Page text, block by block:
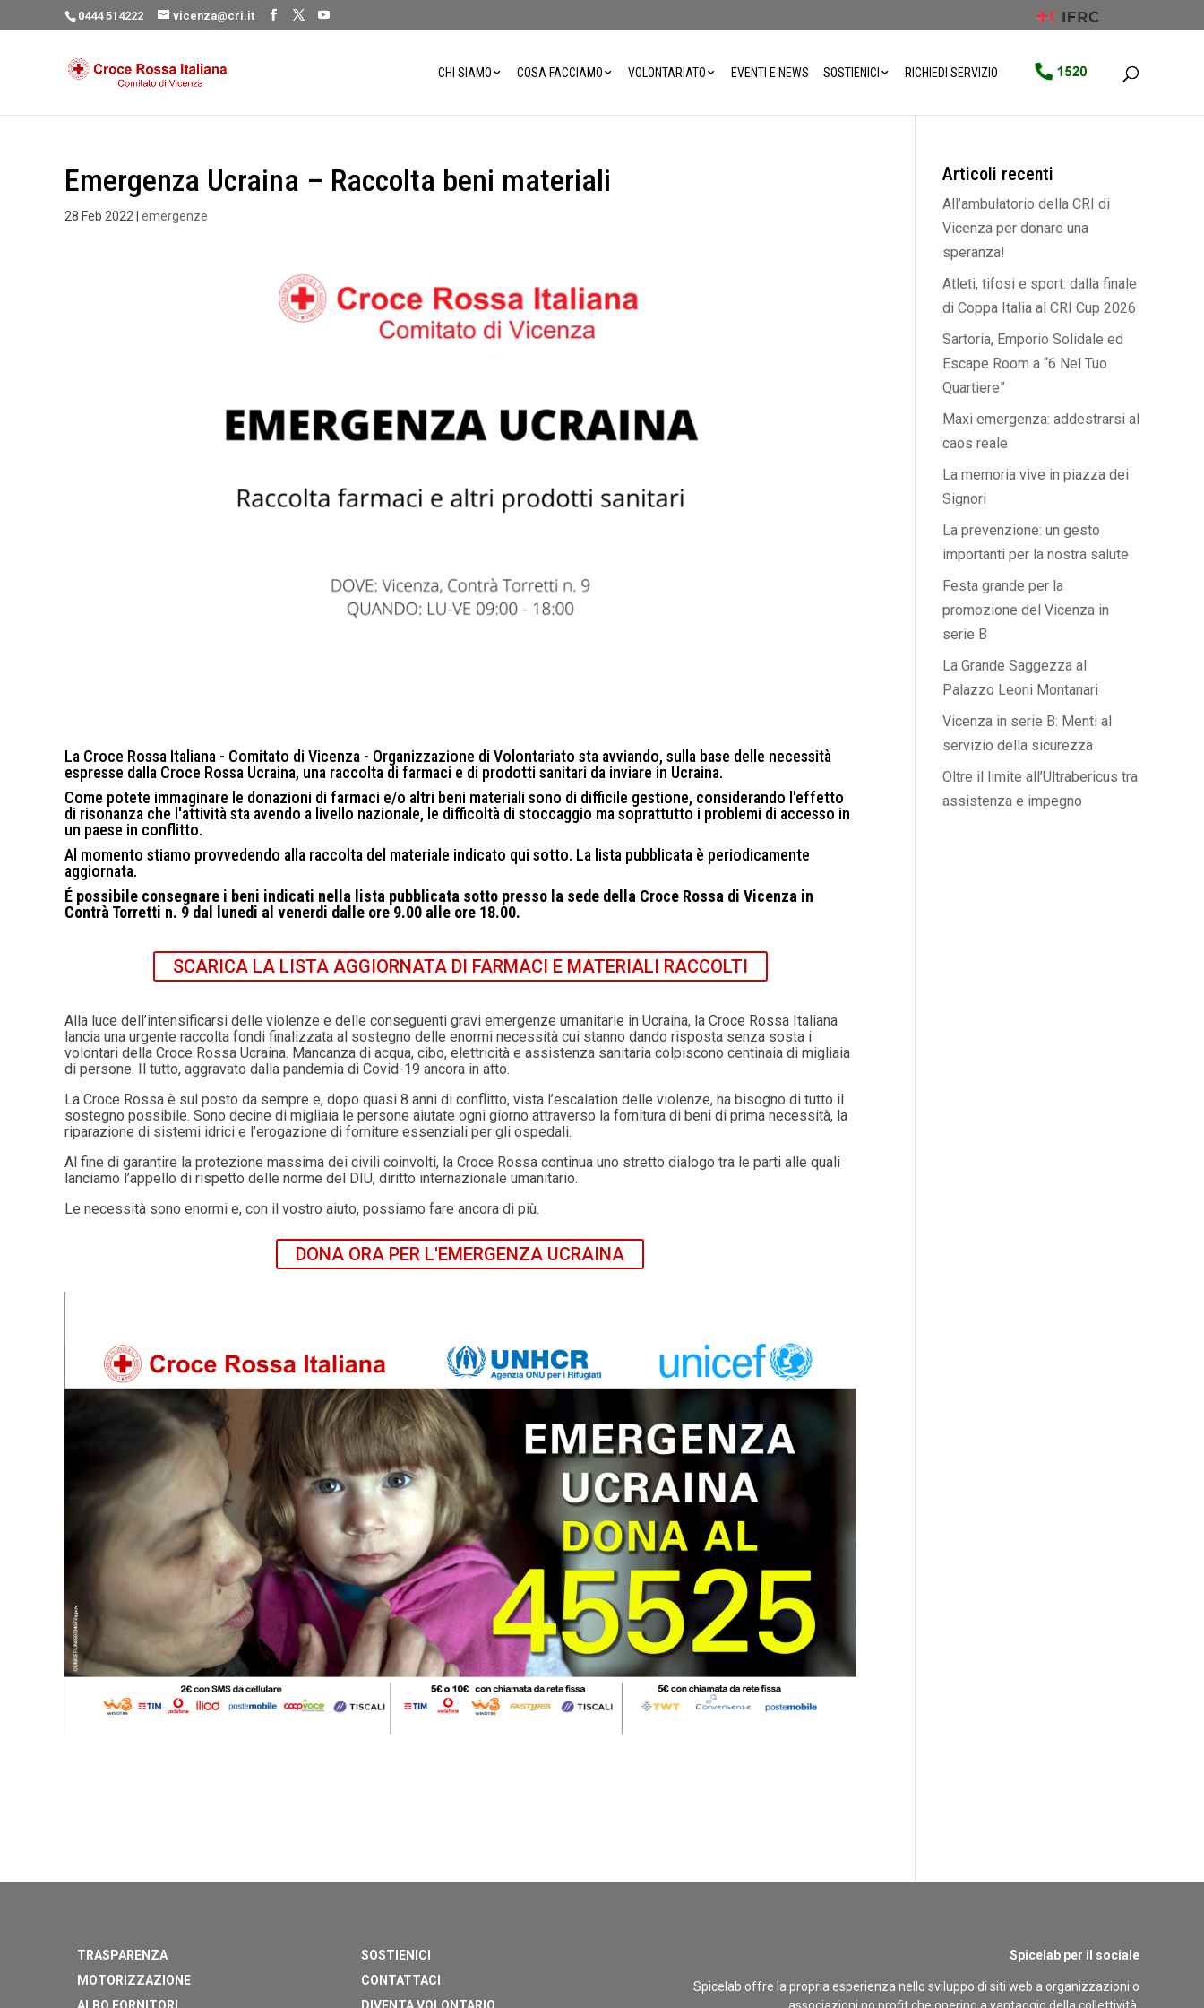
0444 514222 vicenza@cri.it
CHI SIAMO COSA FACCIAMO VOLONTARIATO EVENTI E NEWS SOSTIENICI RICHIEDI SERVIZIO
Emergenza Ucraina – Raccolta beni materiali
28 Feb 2022 emergenze
La Croce Rossa Italiana - Comitato di Vicenza - Organizzazione di Volontariato sta avviando, sulla base delle necessità
espresse dalla Croce Rossa Ucraina, una raccolta di farmaci e di prodotti sanitari da inviare in Ucraina.
Come potete immaginare le donazioni di farmaci e/o altri beni materiali sono di difficile gestione, considerando l'effetto
di risonanza che l'attività sta avendo a livello nazionale, le difficoltà di stoccaggio ma soprattutto i problemi di accesso in
un paese in conflitto.
Al momento stiamo provvedendo alla raccolta del materiale indicato qui sotto. La lista pubblicata è periodicamente
aggiornata.
É possibile consegnare i beni indicati nella lista pubblicata sotto presso la sede della Croce Rossa di Vicenza in
Contrà Torretti n. 9 dal lunedi al venerdi dalle ore 9.00 alle ore 18.00.
SCARICA LA LISTA AGGIORNATA DI FARMACI E MATERIALI RACCOLTI
Alla luce dell’intensificarsi delle violenze e delle conseguenti gravi emergenze umanitarie in Ucraina, la Croce Rossa Italiana
lancia una urgente raccolta fondi finalizzata al sostegno delle enormi necessità cui stanno dando risposta senza sosta i
volontari della Croce Rossa Ucraina. Mancanza di acqua, cibo, elettricità e assistenza sanitaria colpiscono centinaia di migliaia
di persone. Il tutto, aggravato dalla pandemia di Covid-19 ancora in atto.
La Croce Rossa è sul posto da sempre e, dopo quasi 8 anni di conflitto, vista l’escalation delle violenze, ha bisogno di tutto il
sostegno possibile. Sono decine di migliaia le persone aiutate ogni giorno attraverso la fornitura di beni di prima necessità, la
riparazione di sistemi idrici e l’erogazione di forniture essenziali per gli ospedali.
Al fine di garantire la protezione massima dei civili coinvolti, la Croce Rossa continua uno stretto dialogo tra le parti alle quali
lanciamo l’appello di rispetto delle norme del DIU, diritto internazionale umanitario.
Le necessità sono enormi e, con il vostro aiuto, possiamo fare ancora di più.
DONA ORA PER L'EMERGENZA UCRAINA
Articoli recenti
All’ambulatorio della CRI di
Vicenza per donare una
speranza!
Atleti, tifosi e sport: dalla finale
di Coppa Italia al CRI Cup 2026
Sartoria, Emporio Solidale ed
Escape Room a “6 Nel Tuo
Quartiere”
Maxi emergenza: addestrarsi al
caos reale
La memoria vive in piazza dei
Signori
La prevenzione: un gesto
importanti per la nostra salute
Festa grande per la
promozione del Vicenza in
serie B
La Grande Saggezza al
Palazzo Leoni Montanari
Vicenza in serie B: Menti al
servizio della sicurezza
Oltre il limite all’Ultrabericus tra
assistenza e impegno
TRASPARENZA
MOTORIZZAZIONE
ALBO FORNITORI
SOSTIENICI
CONTATTACI
DIVENTA VOLONTARIO
Spicelab per il sociale
Spicelab offre la propria esperienza nello sviluppo di siti web a organizzazioni o
associazioni no profit che operino a vantaggio della collettività.